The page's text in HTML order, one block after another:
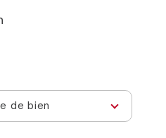
de votre patrimoine et de
manière cohérente. Cette
vente dans les meilleures
également d’une expertise
de bien